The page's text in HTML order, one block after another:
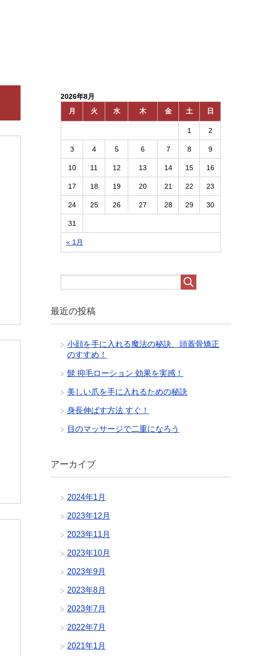
2026年8月
月
火 水 木 金 土 日
« 1月
1 2
3 4 5 6 7 8 9
10 11 12 13 14 15 16
17 18 19 20 21 22 23
24 25 26 27 28 29 30
31
最近の投稿
小顔を手に入れる魔法の秘訣、頭蓋骨矯正
のすすめ！
髭 抑毛ローション 効果を実感！
美しい爪を手に入れるための秘訣
身長伸ばす方法 すぐ！
目のマッサージで二重になろう
アーカイブ
2024年1月
2023年12月
2023年11月
2023年10月
2023年9月
2023年8月
2023年7月
2022年7月
2021年1月